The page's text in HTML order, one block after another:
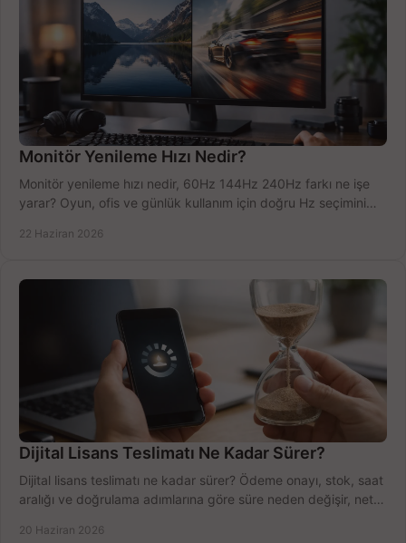
Monitör Yenileme Hızı Nedir?
Monitör yenileme hızı nedir, 60Hz 144Hz 240Hz farkı ne işe
yarar? Oyun, ofis ve günlük kullanım için doğru Hz seçimini
22 Haziran 2026
Dijital Lisans Teslimatı Ne Kadar Sürer?
Dijital lisans teslimatı ne kadar sürer? Ödeme onayı, stok, saat
aralığı ve doğrulama adımlarına göre süre neden değişir, net
20 Haziran 2026